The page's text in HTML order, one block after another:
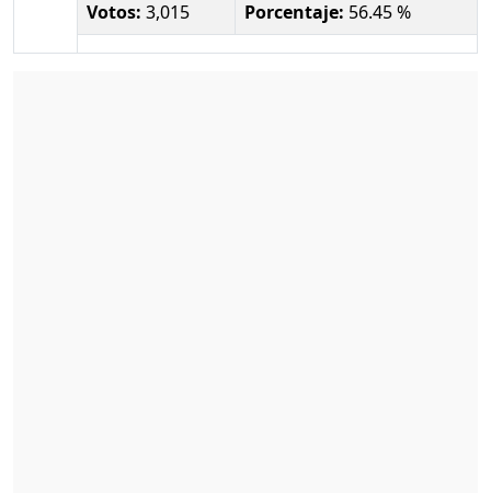
Votos: 3,015 Porcentaje: 56.45 %